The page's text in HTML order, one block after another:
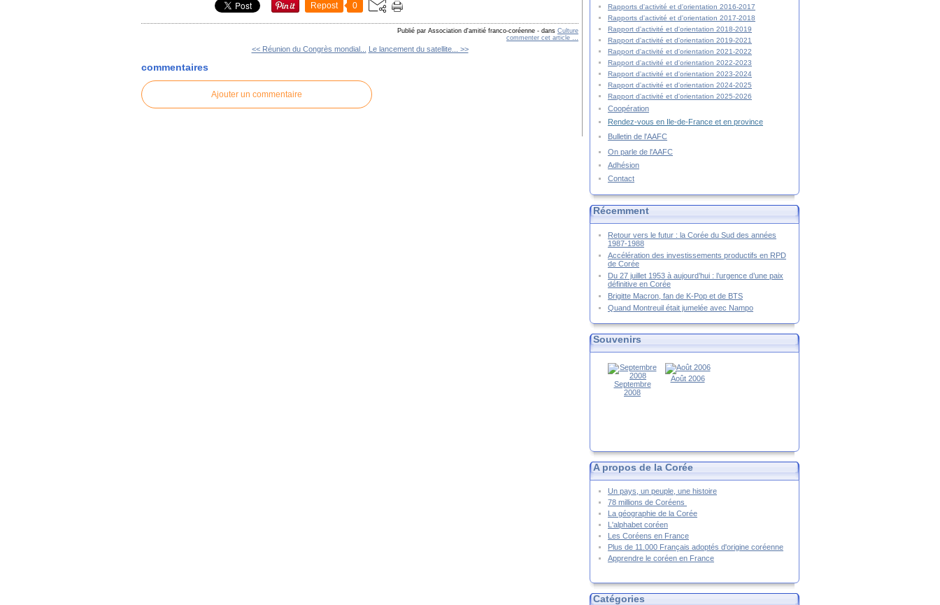
Repost 0
Publié par Association d'amitié franco-coréenne - dans Culture
commenter cet article …
<< Réunion du Congrès mondial... Le lancement du satellite... >>
commentaires
Ajouter un commentaire
Rapports d'activité et d'orientation 2016-2017
Rapports d'activité et d'orientation 2017-2018
Rapport d'activité et d'orientation 2018-2019
Rapport d'activité et d'orientation 2019-2021
Rapport d'activité et d'orientation 2021-2022
Rapport d'activité et d'orientation 2022-2023
Rapport d'activité et d'orientation 2023-2024
Rapport d'activité et d'orientation 2024-2025
Rapport d'activité et d'orientation 2025-2026
Coopération
Rendez-vous en Ile-de-France et en province
Bulletin de l'AAFC
On parle de l'AAFC
Adhésion
Contact
Récemment
Retour vers le futur : la Corée du Sud des années
1987-1988
Accélération des investissements productifs en RPD
de Corée
Du 27 juillet 1953 à aujourd’hui : l’urgence d’une paix
définitive en Corée
Brigitte Macron, fan de K-Pop et de BTS
Quand Montreuil était jumelée avec Nampo
Souvenirs
Septembre
2008
Août 2006
A propos de la Corée
Un pays, un peuple, une histoire
78 millions de Coréens
La géographie de la Corée
L'alphabet coréen
Les Coréens en France
Plus de 11.000 Français adoptés d'origine coréenne
Apprendre le coréen en France
Catégories